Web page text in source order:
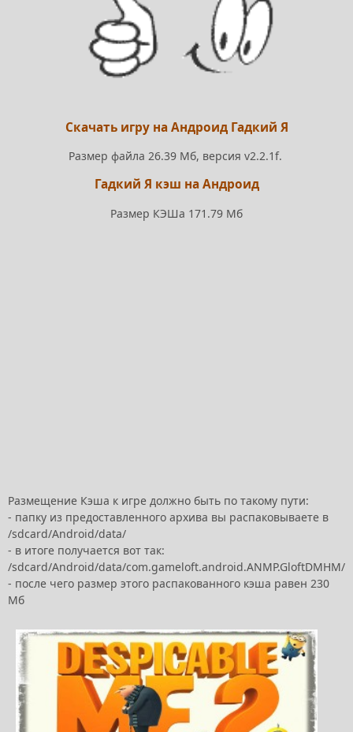
Скачать игру на Андроид Гадкий Я
Размер файла 26.39 Мб, версия v2.2.1f.
Гадкий Я кэш на Андроид
Размер КЭШа 171.79 Мб
Размещение Кэша к игре должно быть по такому пути:
- папку из предоставленного архива вы распаковываете в
/sdcard/Android/data/
- в итоге получается вот так:
/sdcard/Android/data/com.gameloft.android.ANMP.GloftDMHM/
- после чего размер этого распакованного кэша равен 230
Мб